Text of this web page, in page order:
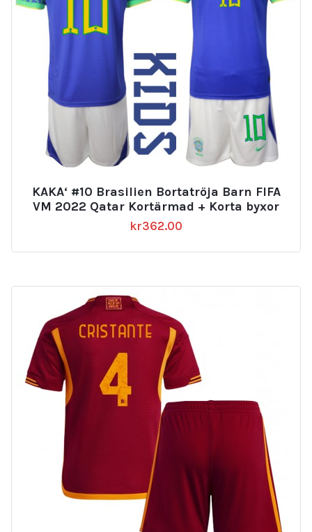
KAKA‘ #10 Brasilien Bortatröja Barn FIFA
VM 2022 Qatar Kortärmad + Korta byxor
kr362.00